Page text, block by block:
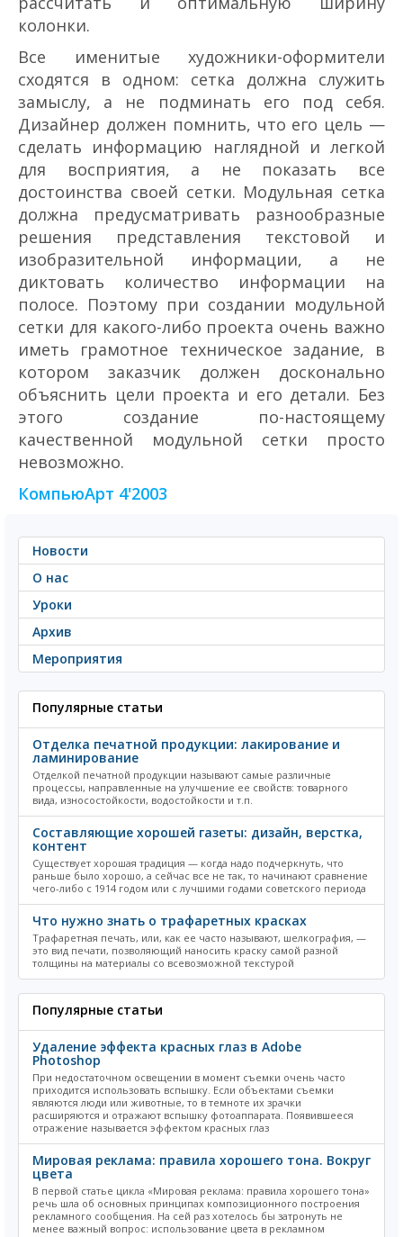
колонки.
Все именитые художники-оформители
сходятся в одном: сетка должна служить
замыслу, а не подминать его под себя.
Дизайнер должен помнить, что его цель —
сделать информацию наглядной и легкой
для восприятия, а не показать все
достоинства своей сетки. Модульная сетка
должна предусматривать разнообразные
решения представления текстовой и
изобразительной информации, а не
диктовать количество информации на
полосе. Поэтому при создании модульной
сетки для какого-либо проекта очень важно
иметь грамотное техническое задание, в
котором заказчик должен досконально
объяснить цели проекта и его детали. Без
этого создание по-настоящему
качественной модульной сетки просто
невозможно.
КомпьюАрт 4'2003
Новости
О нас
Уроки
Архив
Мероприятия
Популярные статьи
Отделка печатной продукции: лакирование и
ламинирование
Отделкой печатной продукции называют самые различные
процессы, направленные на улучшение ее свойств: товарного
вида, износостойкости, водостойкости и т.п.
Составляющие хорошей газеты: дизайн, верстка,
контент
Существует хорошая традиция — когда надо подчеркнуть, что
раньше было хорошо, а сейчас все не так, то начинают сравнение
чего-либо с 1914 годом или с лучшими годами советского периода
Что нужно знать о трафаретных красках
Трафаретная печать, или, как ее часто называют, шелкография, —
это вид печати, позволяющий наносить краску самой разной
толщины на материалы со всевозможной текстурой
Популярные статьи
Удаление эффекта красных глаз в Adobe
Photoshop
При недостаточном освещении в момент съемки очень часто
приходится использовать вспышку. Если объектами съемки
являются люди или животные, то в темноте их зрачки
расширяются и отражают вспышку фотоаппарата. Появившееся
отражение называется эффектом красных глаз
Мировая реклама: правила хорошего тона. Вокруг
цвета
В первой статье цикла «Мировая реклама: правила хорошего тона»
речь шла об основных принципах композиционного построения
рекламного сообщения. На сей раз хотелось бы затронуть не
менее важный вопрос: использование цвета в рекламном